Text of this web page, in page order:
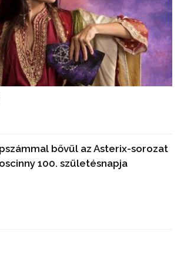
bővül az Asterix-sorozat
100. születésnapja